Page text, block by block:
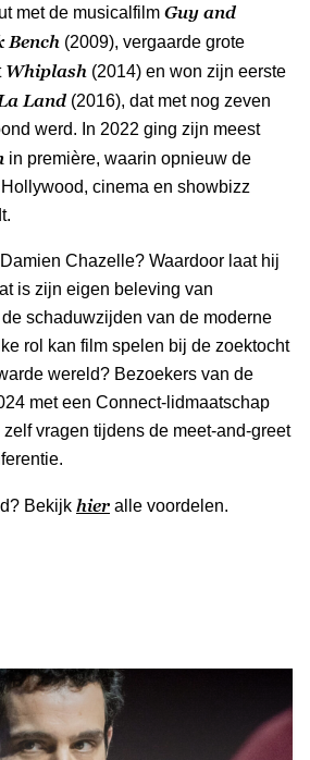
met de musicalfilm Guy and
Bench (2009), vergaarde grote
Whiplash (2014) en won zijn eerste
Land (2016), dat met nog zeven
werd. In 2022 ging zijn meest
in première, waarin opnieuw de
cinema en showbizz
Chazelle? Waardoor laat hij
is zijn eigen beleving van
schaduwzijden van de moderne
rol kan film spelen bij de zoektocht
wereld? Bezoekers van de
met een Connect-lidmaatschap
vragen tijdens de meet-and-greet
Bekijk hier alle voordelen.